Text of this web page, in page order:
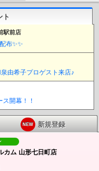
ト
駅前店
布✨✨
由希子プロゲスト来店♪
開幕！！
NEW 新規登録
カム 山形七日町店